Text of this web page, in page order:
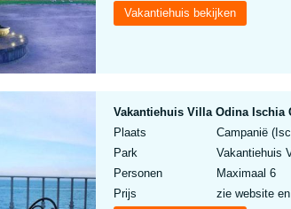
Vakantiehuis bekijken
Vakantiehuis Villa Odina Ischia
Plaats
Campanië
Park
Vakantiehuis
Personen
Maximaal 6
Prijs
zie website